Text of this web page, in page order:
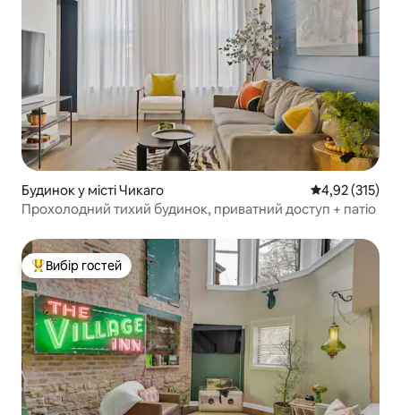
Будинок у місті Чикаго Середня
4,92 (315)
Прохолодний тихий будинок, приватний доступ + патіо
Топ вибір гостей
Вибір гостей